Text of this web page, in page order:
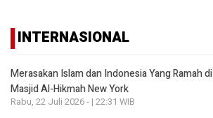
INTERNASIONAL
Merasakan Islam dan Indonesia Yang Ramah di
Masjid Al-Hikmah New York
Rabu, 22 Juli 2026 - | 22:31 WIB